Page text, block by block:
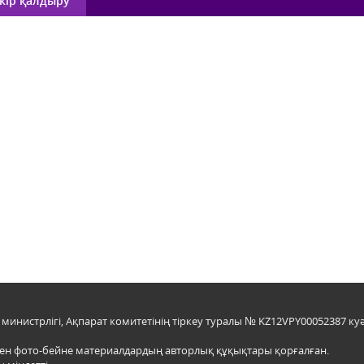
Ақпарат комитетінің тіркеу туралы № KZ12VPY00052387
фото-бейне материалдардың авторлық құқықтары қорғалған.